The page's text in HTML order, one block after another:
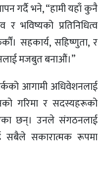
गर्दै भने, “हामी यहाँ कुनै
भविष्यको प्रतिनिधित्व
सहकार्य, सहिष्णुता, र
मजबुत बनाऔं।”
आगामी अधिवेशनलाई
गरिमा र सदस्यहरूको
छन्। उनले संगठनलाई
सबैले सकारात्मक रूपमा